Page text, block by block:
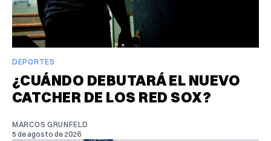
DEPORTES
¿CUÁNDO DEBUTARÁ EL NUEVO
CATCHER DE LOS RED SOX?
MARCOS GRUNFELD
5 de agosto de 2026